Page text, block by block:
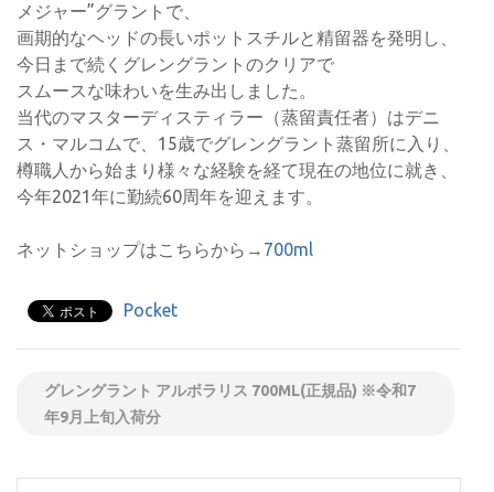
メジャー”グラントで、
画期的なヘッドの長いポットスチルと精留器を発明し、
今日まで続くグレングラントのクリアで
スムースな味わいを生み出しました。
当代のマスターディスティラー（蒸留責任者）はデニ
ス・マルコムで、15歳でグレングラント蒸留所に入り、
樽職人から始まり様々な経験を経て現在の地位に就き、
今年2021年に勤続60周年を迎えます。
ネットショップはこちらから→ 700ml
Pocket
グレングラント アルボラリス 700ML(正規品) ※令和7
年9月上旬入荷分